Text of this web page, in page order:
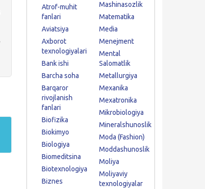
Atrof-muhit
fanlari
Aviatsiya
Axborot
texnologiyalari
Bank ishi
Barcha soha
Barqaror
rivojlanish
fanlari
Biofizika
Biokimyo
Biologiya
Biomeditsina
Biotexnologiya
Biznes
Mashinasozlik
Matematika
Media
Menejment
Mental
Salomatlik
Metallurgiya
Mexanika
Mexatronika
Mikrobiologiya
Mineralshunoslik
Moda (Fashion)
Moddashunoslik
Moliya
Moliyaviy
texnologiyalar